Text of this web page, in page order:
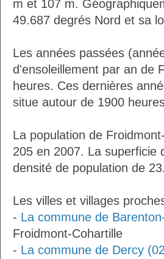
m et 107 m.
49.687 degrés Nord et sa
Les années passées
d'ensoleillement par an de
heures. Ces dernières
situe autour de 1900
La population de
205 en 2007. La superficie
densité de population de
Les villes et villages
- La commune de
Froidmont-Cohartille
- La commune de Dercy